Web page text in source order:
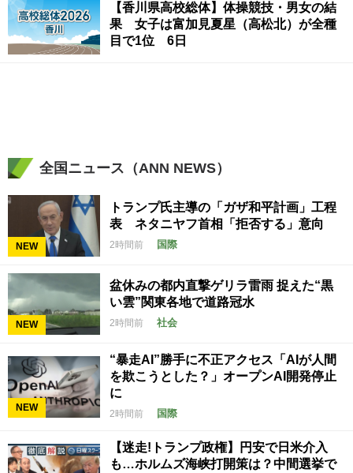
【香川県高校総体】体操競技・男女の結
果 女子は富加見夏星（高松北）が全種
目で1位 6日
全国ニュース（ANN NEWS）
NEW
トランプ氏主導の「ガザ和平計画」工程
表 ネタニヤフ首相「拒否する」意向
2時間前 国際
NEW
盆休みの都内直撃ゲリラ雷雨 捉えた“黒
い雲”関東各地で道路冠水
2時間前 社会
NEW
“暴走AI”勝手に不正アクセス「AIが人間
を欺こうとした？」オープンAI開発停止
に
2時間前 国際
【迷走!トランプ政権】円安で日米介入
も…ホルムズ海峡打開策は？中間選挙で